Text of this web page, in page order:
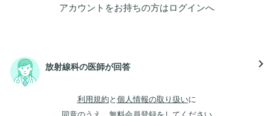
アカウントをお持ちの方はログインへ
放射線科の医師が回答 navigate_next
利用規約 と 個人情報の取り扱いに